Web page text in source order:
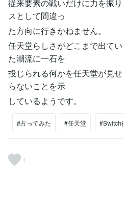
従来要素の戦いだけに力を振
スとして間違っ
た方向に行きかねません。
任天堂らしさがどこまで出て
た潮流に一石を
投じられる何かを任天堂が見
らないことを示
しているようです。
#占ってみた #任天堂 #Switch
1